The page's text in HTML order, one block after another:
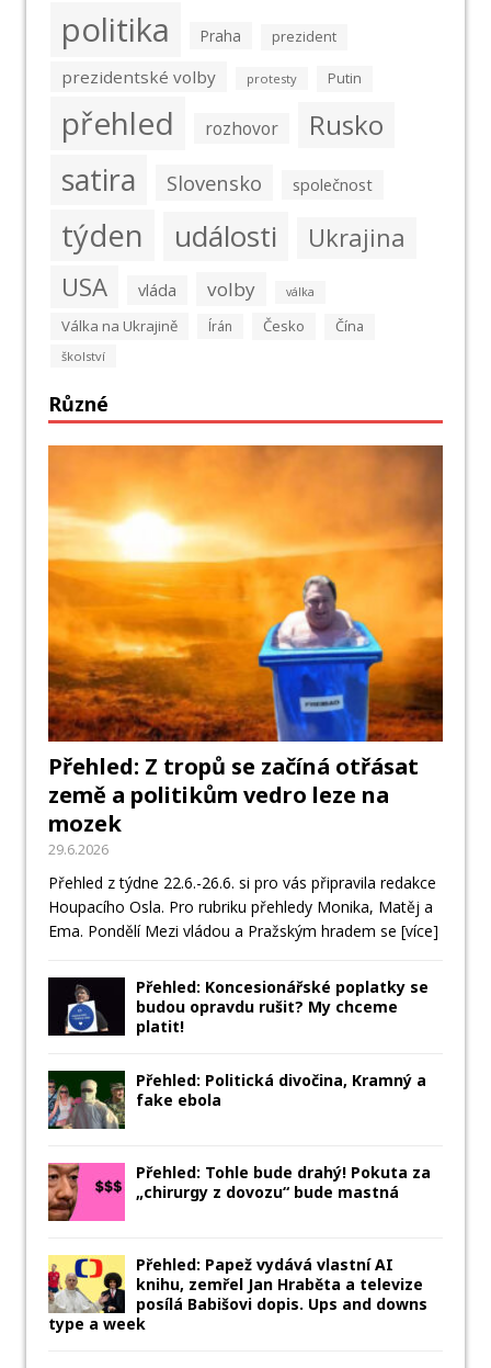
politika Praha prezident
prezidentské volby protesty Putin
přehled rozhovor Rusko
satira Slovensko společnost
týden události Ukrajina
USA vláda volby válka
Válka na Ukrajině Írán Česko Čína
školství
Různé
Přehled: Z tropů se začíná otřásat
země a politikům vedro leze na
mozek
29.6.2026
Přehled z týdne 22.6.-26.6. si pro vás připravila redakce
Houpacího Osla. Pro rubriku přehledy Monika, Matěj a
Ema. Pondělí Mezi vládou a Pražským hradem se [více]
Přehled: Koncesionářské poplatky se
budou opravdu rušit? My chceme
platit!
Přehled: Politická divočina, Kramný a
fake ebola
Přehled: Tohle bude drahý! Pokuta za
„chirurgy z dovozu“ bude mastná
Přehled: Papež vydává vlastní AI
knihu, zemřel Jan Hraběta a televize
posílá Babišovi dopis. Ups and downs
type a week